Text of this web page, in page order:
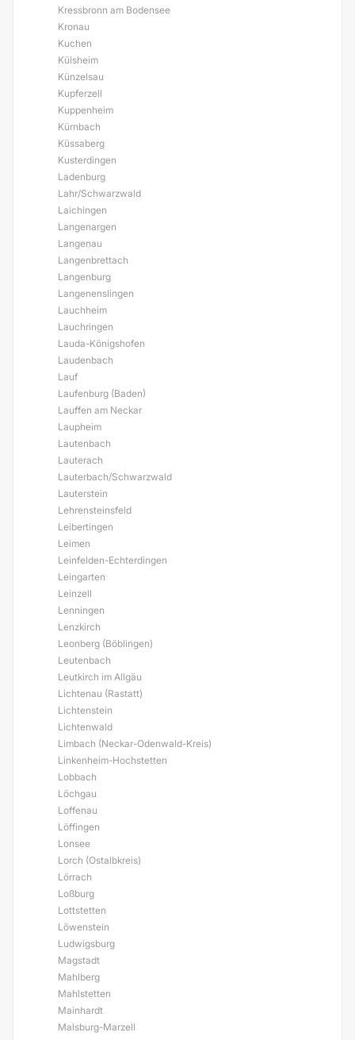
Kressbronn am Bodensee
Kronau
Kuchen
Külsheim
Künzelsau
Kupferzell
Kuppenheim
Kürnbach
Küssaberg
Kusterdingen
Ladenburg
Lahr/Schwarzwald
Laichingen
Langenargen
Langenau
Langenbrettach
Langenburg
Langenenslingen
Lauchheim
Lauchringen
Lauda-Königshofen
Laudenbach
Lauf
Laufenburg (Baden)
Lauffen am Neckar
Laupheim
Lautenbach
Lauterach
Lauterbach/Schwarzwald
Lauterstein
Lehrensteinsfeld
Leibertingen
Leimen
Leinfelden-Echterdingen
Leingarten
Leinzell
Lenningen
Lenzkirch
Leonberg (Böblingen)
Leutenbach
Leutkirch im Allgäu
Lichtenau (Rastatt)
Lichtenstein
Lichtenwald
Limbach (Neckar-Odenwald-Kreis)
Linkenheim-Hochstetten
Lobbach
Löchgau
Loffenau
Löffingen
Lonsee
Lorch (Ostalbkreis)
Lörrach
Loßburg
Lottstetten
Löwenstein
Ludwigsburg
Magstadt
Mahlberg
Mahlstetten
Mainhardt
Malsburg-Marzell